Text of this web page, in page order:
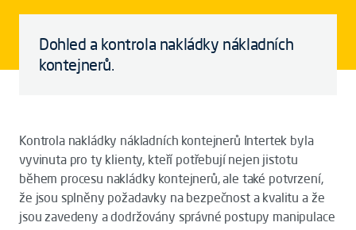
Dohled a kontrola nakládky nákladních
kontejnerů.
Kontrola nakládky nákladních kontejnerů Intertek byla
vyvinuta pro ty klienty, kteří potřebují nejen jistotu
během procesu nakládky kontejnerů, ale také potvrzení,
že jsou splněny požadavky na bezpečnost a kvalitu a že
jsou zavedeny a dodržovány správné postupy manipulace